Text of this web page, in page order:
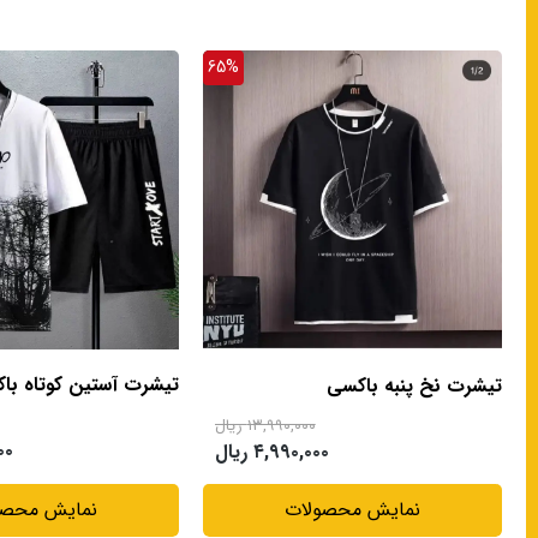
65%
تیشرت نخ پنبه باکسی
۱۳,۹۹۰,۰۰۰ ریال
۴,۹۹۰,۰۰۰ ریال
نمایش محصولات
تیشرت آستین کوتاه
نمایش
اسلش
تیشرت